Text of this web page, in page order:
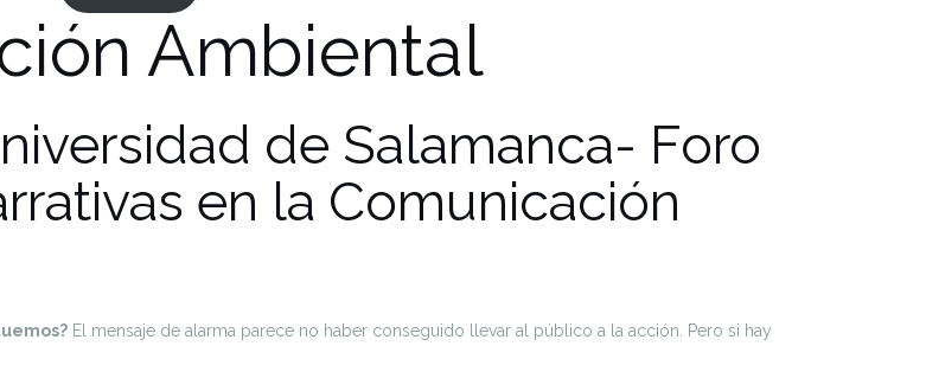
Ambiental
de Salamanca- Foro
en la Comunicación
El mensaje de alarma parece no haber conseguido llevar al público a la acción. Pero si hay